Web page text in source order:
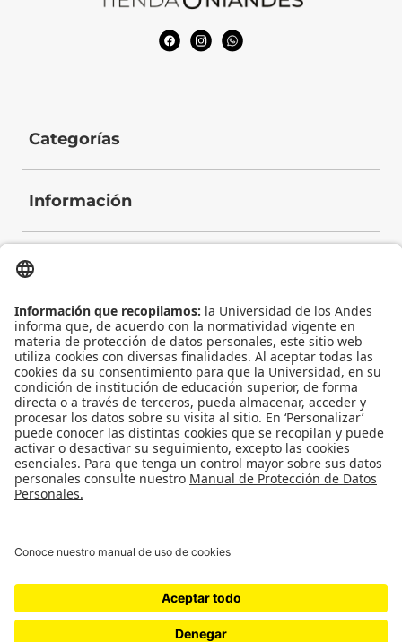
Categorías
Información
Contacto
Universidad de los Andes | Vigilada Mineducación
Reconocimiento como Universidad: Decreto 1297 del 30 de mayo de 1964.
Reconocimiento personería jurídica: Resolución 28 del 23 de febrero de 1949
vigentes sobre propiedad Intelectual, por lo tanto su utilización parcial o total,
préstamo público e importación, total o parcial, en todo o en parte, en
formato impreso o digital y en cualquier formato conocido o por conocer, se
encuentran prohibidos, y solo serán lícitos en la medida en que se cuente con
la autorización previa y expresa por escrito de la Universidad de los Andes..